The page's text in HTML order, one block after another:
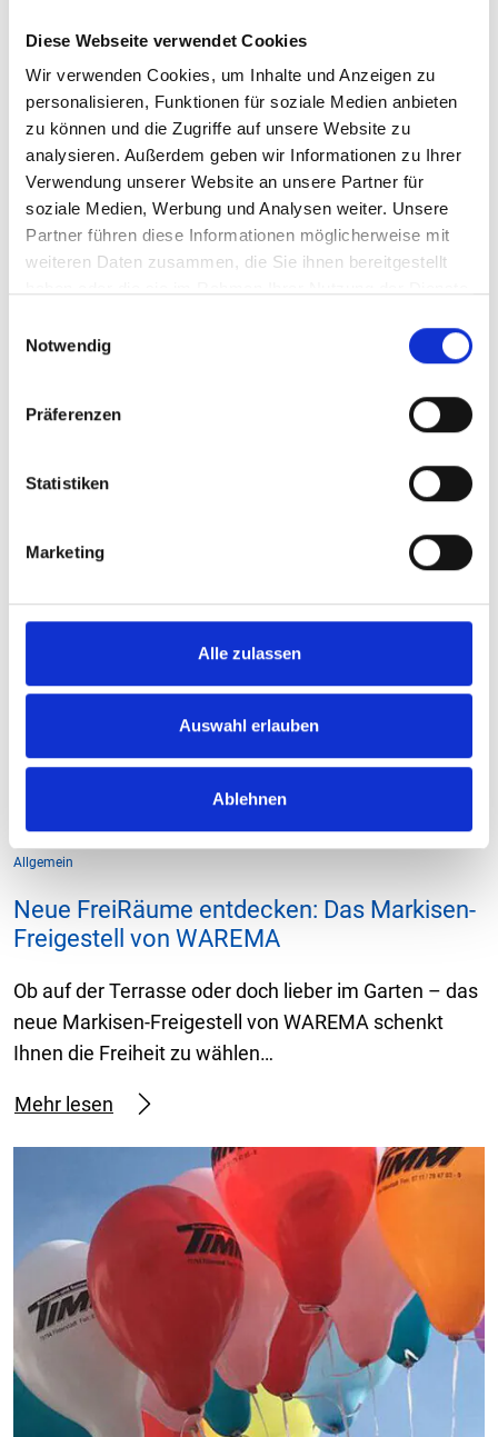
Diese Webseite verwendet Cookies
Wir verwenden Cookies, um Inhalte und Anzeigen zu
personalisieren, Funktionen für soziale Medien anbieten
zu können und die Zugriffe auf unsere Website zu
analysieren. Außerdem geben wir Informationen zu Ihrer
Verwendung unserer Website an unsere Partner für
soziale Medien, Werbung und Analysen weiter. Unsere
Partner führen diese Informationen möglicherweise mit
weiteren Daten zusammen, die Sie ihnen bereitgestellt
Notwendig
Präferenzen
Statistiken
Marketing
Alle zulassen
Auswahl erlauben
Ablehnen
Die neue WAREMA Terrea K55: Design is
Design ohne Kompromisse. Die Terrassen-Markise
überzeugt mit ihrer harmonischen Kombination…
Mehr lesen
Allgemein
Neue FreiRäume entdecken: Das Markisen-
Freigestell von WAREMA
Ob auf der Terrasse oder doch lieber im Garten – das
neue Markisen-Freigestell von WAREMA schenkt
Ihnen die Freiheit zu wählen…
Mehr lesen